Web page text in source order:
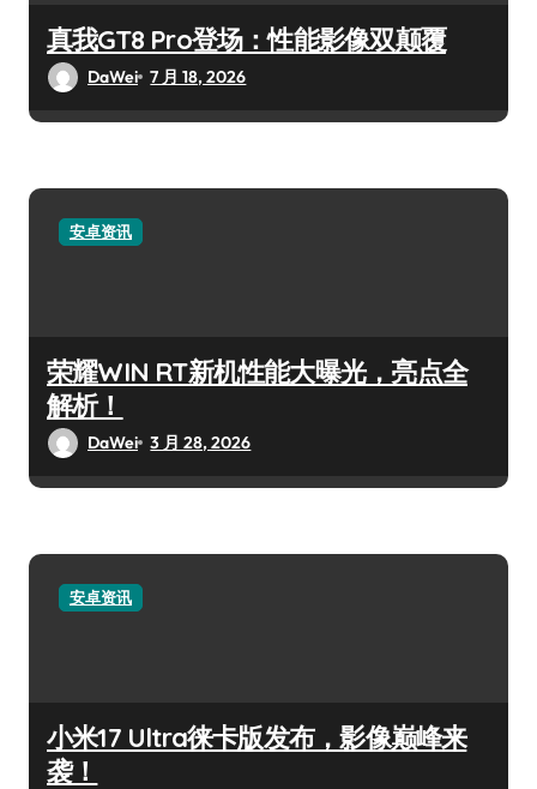
真我GT8 Pro登场：性能影像双颠覆
DaWei 7 月 18, 2026
安卓资讯
荣耀WIN RT新机性能大曝光，亮点全
解析！
DaWei 3 月 28, 2026
安卓资讯
小米17 Ultra徕卡版发布，影像巅峰来
袭！